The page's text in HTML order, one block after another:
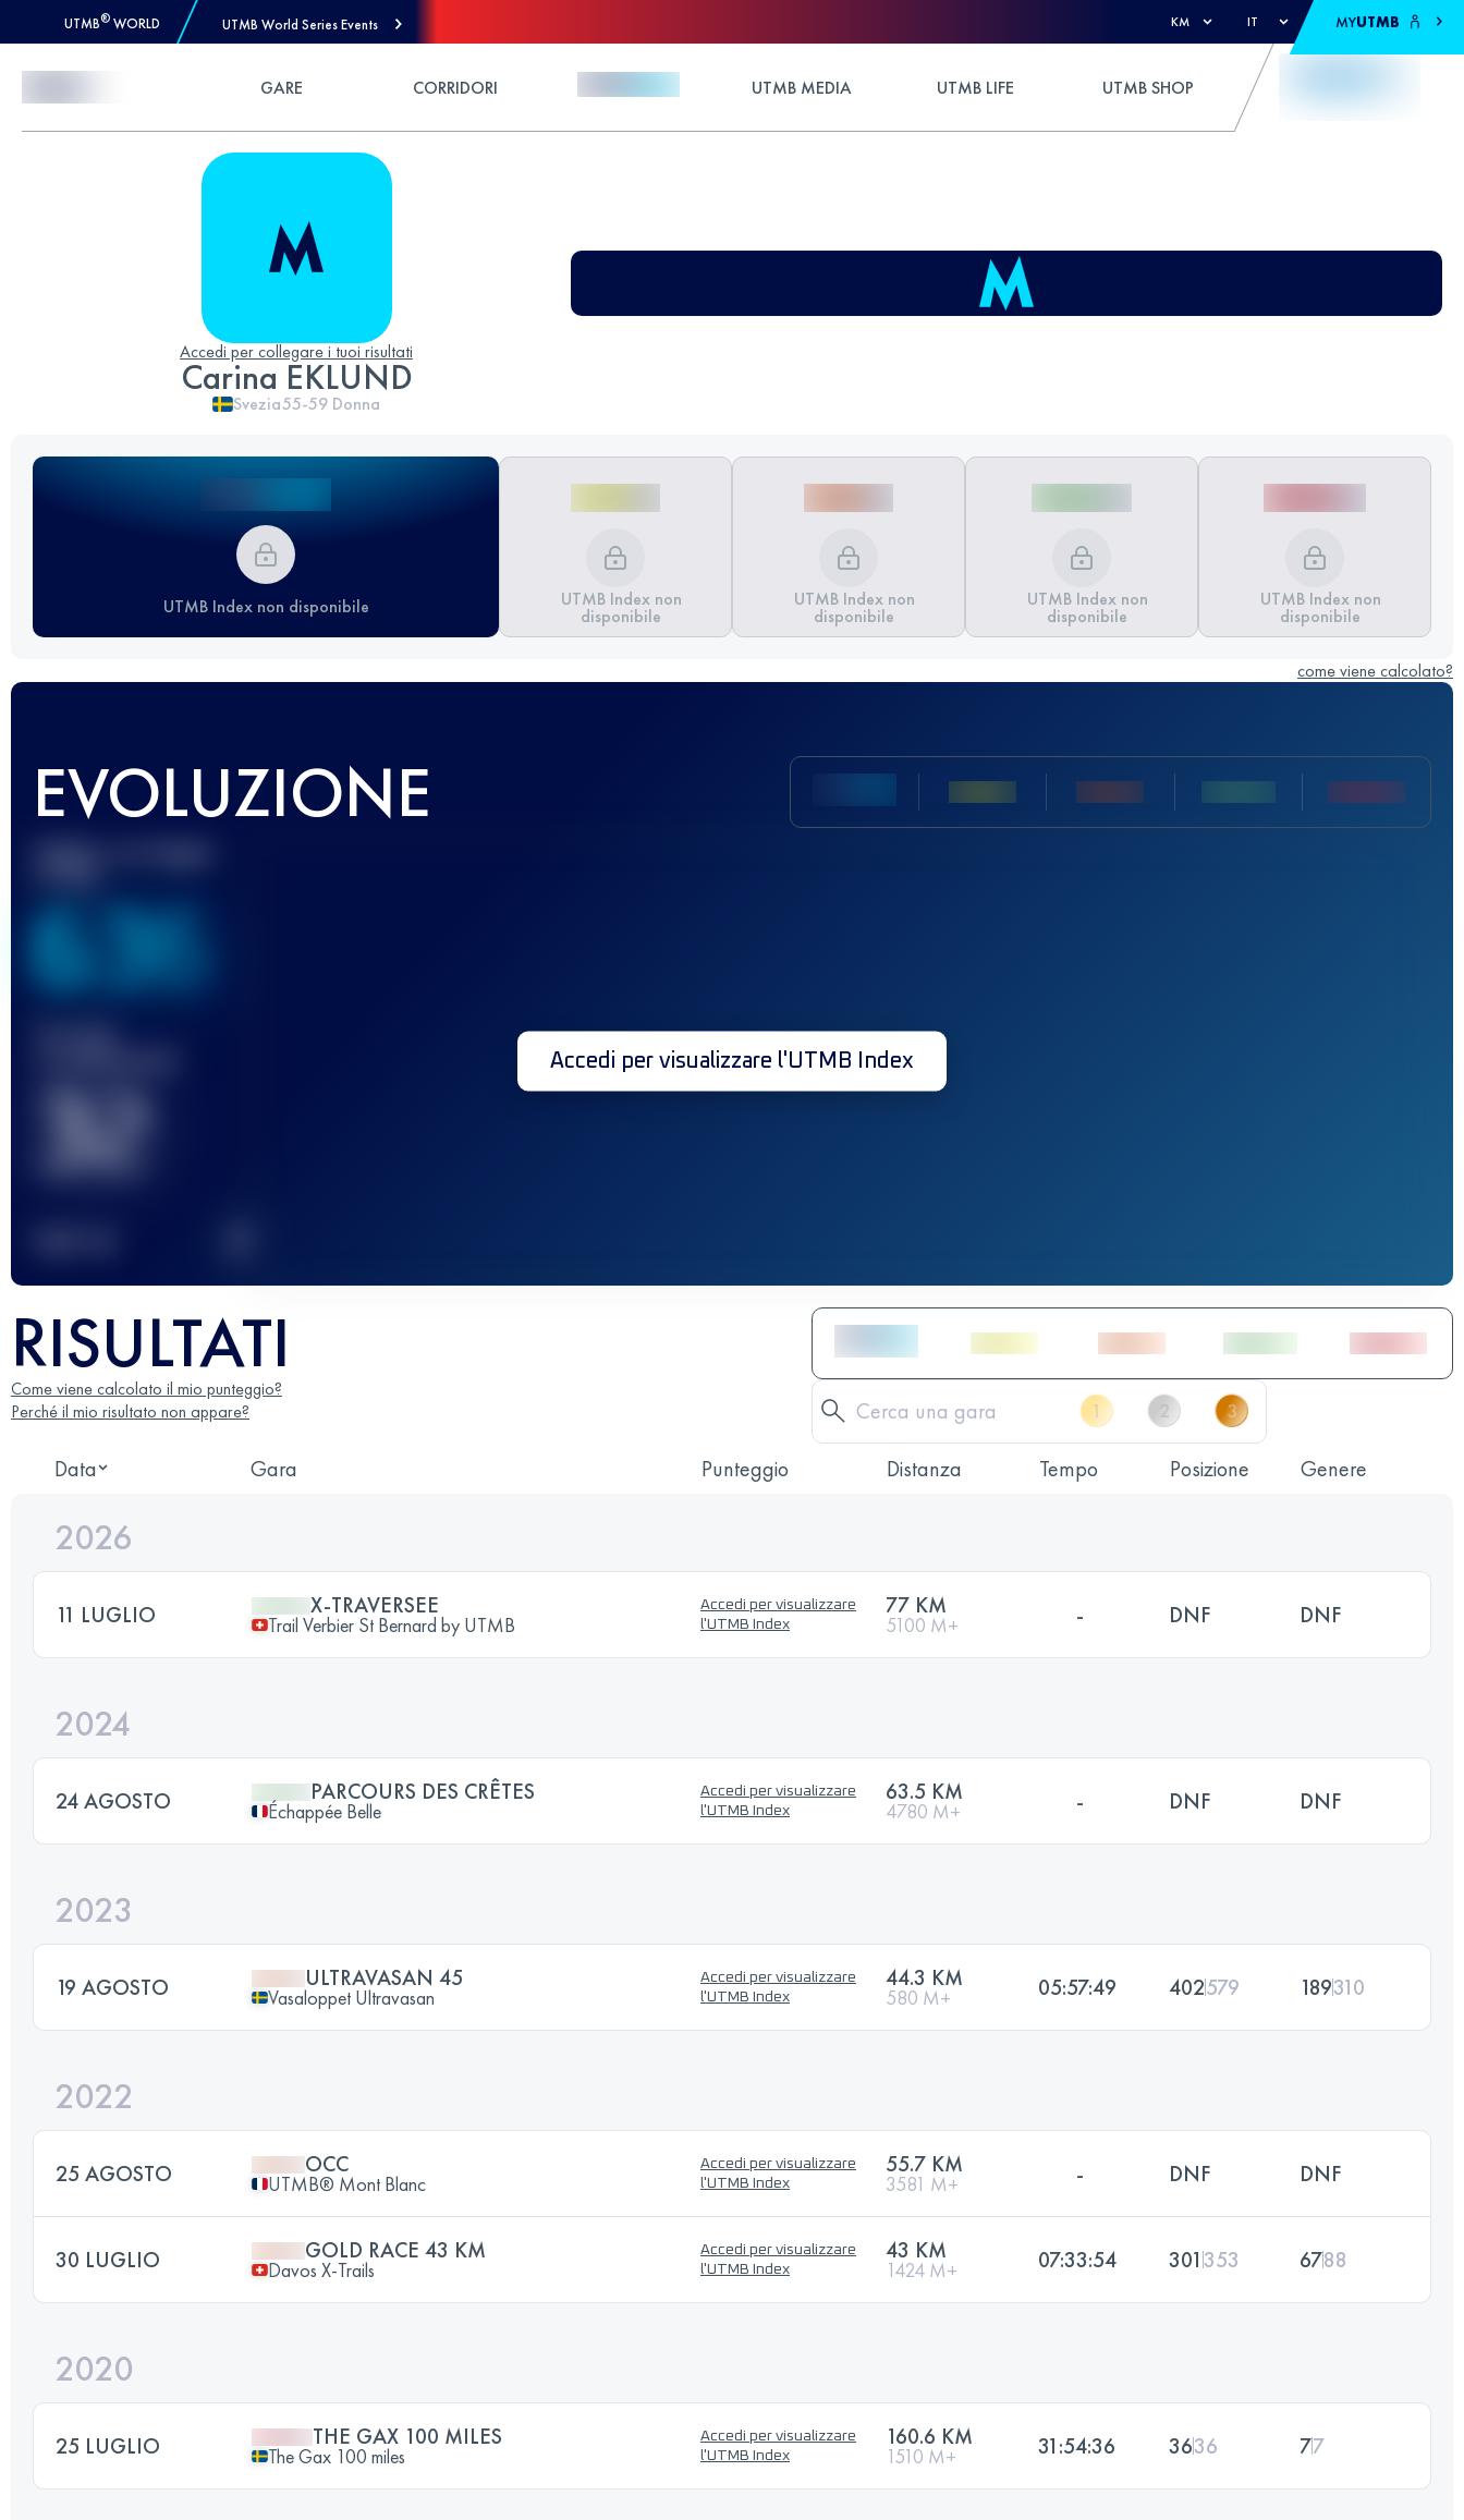
UTMB® WORLD UTMB World Series Events KM IT MYUTMB
GARE CORRIDORI UTMB MEDIA UTMB LIFE UTMB SHOP
Accedi per collegare i tuoi risultati
Carina EKLUND
Svezia55-59 Donna
UTMB Index non disponibile UTMB Index non
disponibile
UTMB Index non
disponibile
UTMB Index non
disponibile
UTMB Index non
disponibile
come viene calcolato?
EVOLUZIONE
Miglior punteggio
636
Gara(e)
32
Accedi per visualizzare l'UTMB Index
RISULTATI
Come viene calcolato il mio punteggio?
Perché il mio risultato non appare?
Data Gara Punteggio Distanza Tempo Posizione Genere
2026
11 LUGLIO X-TRAVERSEE
Trail Verbier St Bernard by UTMB
Accedi per visualizzare
l'UTMB Index
77 KM
5100 M+ - DNF DNF
2024
24 AGOSTO PARCOURS DES CRÊTES
Échappée Belle
Accedi per visualizzare
l'UTMB Index
63.5 KM
4780 M+ - DNF DNF
2023
19 AGOSTO ULTRAVASAN 45
Vasaloppet Ultravasan
Accedi per visualizzare
l'UTMB Index
44.3 KM
580 M+ 05:57:49 402579 189310
2022
25 AGOSTO OCC
UTMB® Mont Blanc
Accedi per visualizzare
l'UTMB Index
55.7 KM
3581 M+ - DNF DNF
30 LUGLIO GOLD RACE 43 KM
Davos X-Trails
Accedi per visualizzare
l'UTMB Index
43 KM
1424 M+ 07:33:54 301353 6788
2020
25 LUGLIO THE GAX 100 MILES
The Gax 100 miles
Accedi per visualizzare
l'UTMB Index
160.6 KM
1510 M+ 31:54:36 3636 77